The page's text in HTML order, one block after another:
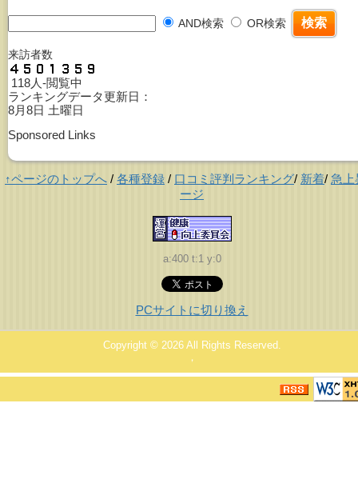
AND検索 OR検索
来訪者数
118人-閲覧中
ランキングデータ更新日：
8月8日 土曜日
Sponsored Links
↑ページのトップへ / 各種登録 / 口コミ評判ランキング/ 新着/ 急上
ージ
a:400 t:1 y:0
PCサイトに切り換え
Copyright © 2026 All Rights Reserved.
，